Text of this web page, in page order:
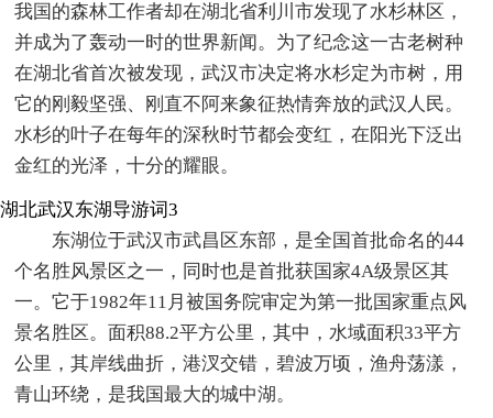
我国的森林工作者却在湖北省利川市发现了水杉林区，
并成为了轰动一时的世界新闻。为了纪念这一古老树种
在湖北省首次被发现，武汉市决定将水杉定为市树，用
它的刚毅坚强、刚直不阿来象征热情奔放的武汉人民。
水杉的叶子在每年的深秋时节都会变红，在阳光下泛出
金红的光泽，十分的耀眼。
湖北武汉东湖导游词3
东湖位于武汉市武昌区东部，是全国首批命名的44
个名胜风景区之一，同时也是首批获国家4A级景区其
一。它于1982年11月被国务院审定为第一批国家重点风
景名胜区。面积88.2平方公里，其中，水域面积33平方
公里，其岸线曲折，港汊交错，碧波万顷，渔舟荡漾，
青山环绕，是我国最大的城中湖。